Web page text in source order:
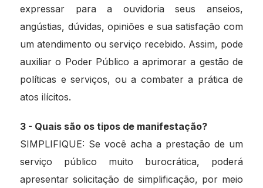
expressar para a ouvidoria seus anseios,
angústias, dúvidas, opiniões e sua satisfação com
um atendimento ou serviço recebido. Assim, pode
auxiliar o Poder Público a aprimorar a gestão de
políticas e serviços, ou a combater a prática de
atos ilícitos.
3 - Quais são os tipos de manifestação?
SIMPLIFIQUE: Se você acha a prestação de um
serviço público muito burocrática, poderá
apresentar solicitação de simplificação, por meio